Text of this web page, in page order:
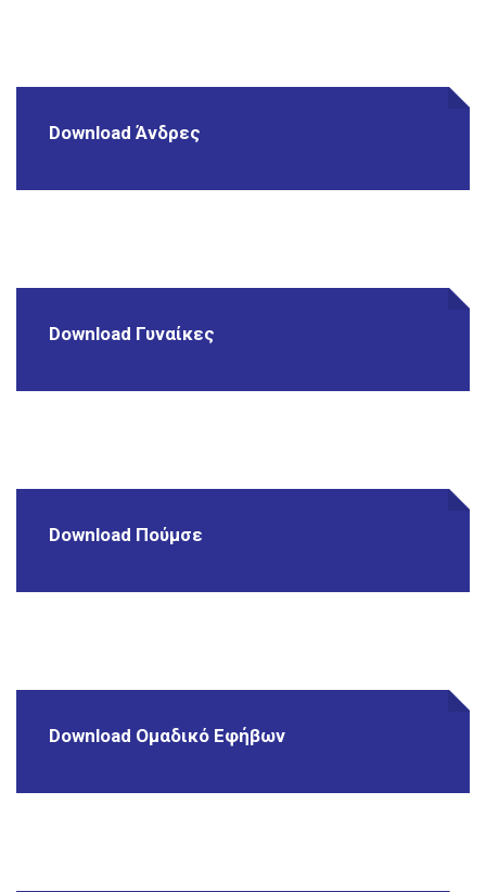
Download Άνδρες
Download Γυναίκες
Download Πούμσε
Download Ομαδικό Εφήβων